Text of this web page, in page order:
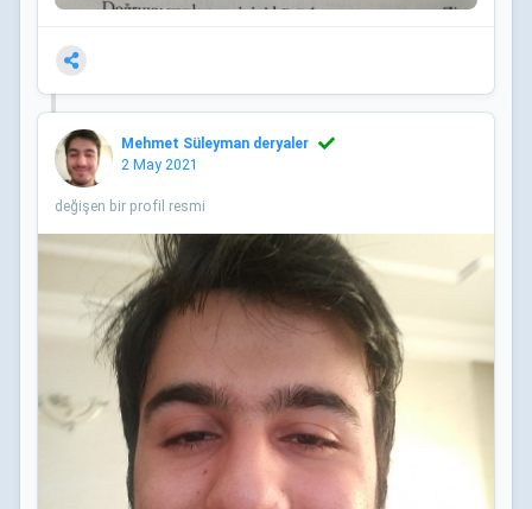
Mehmet Süleyman deryaler
2 May 2021
değişen bir profil resmi